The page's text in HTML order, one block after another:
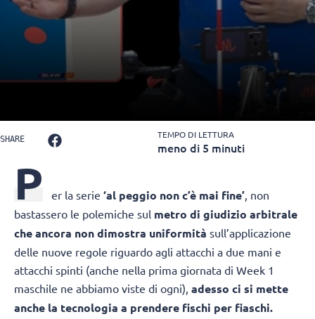
SHARE TEMPO DI LETTURA
meno di 5 minuti
P er la serie ‘al peggio non c’è mai fine’, non
bastassero le polemiche sul metro di giudizio arbitrale
che ancora non dimostra uniformità sull’applicazione
delle nuove regole riguardo agli attacchi a due mani e
attacchi spinti (anche nella prima giornata di Week 1
maschile ne abbiamo viste di ogni), adesso ci si mette
anche la tecnologia a prendere fischi per fiaschi.